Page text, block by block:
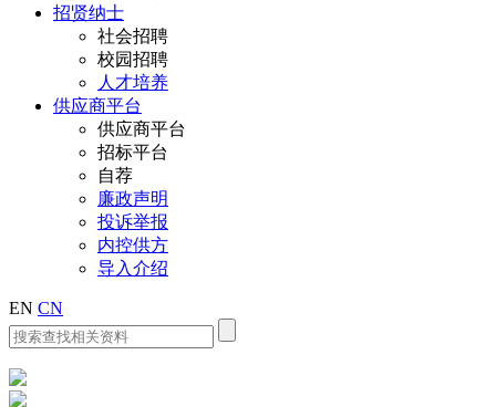
招贤纳士
社会招聘
校园招聘
人才培养
供应商平台
供应商平台
招标平台
自荐
廉政声明
投诉举报
内控供方
导入介绍
EN CN